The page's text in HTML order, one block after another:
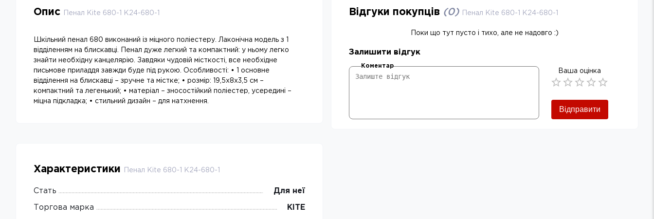
Опис Пенал Kite 680-1 K24-680-1
Шкільний пенал 680 виконаний із міцного поліестеру. Лаконічна модель з 1
відділенням на блискавці. Пенал дуже легкий та компактний: у ньому легко
знайти необхідну канцелярію. Завдяки чудовій місткості, все необхідне
письмове приладдя завжди буде під рукою. Особливості: • 1 основне
відділення на блискавці – зручне та містке; • розмір: 19,5x8x3,5 см –
компактний та легенький; • матеріал – зносостійкий поліестер, усередині –
міцна підкладка; • стильний дизайн – для натхнення.
Характеристики Пенал Kite 680-1 K24-680-1
Стать Для неї
Торгова марка KITE
Відгуки покупців (0) Пенал Kite 680-1 K24-680-1
Поки що тут пусто і тихо, але не надовго :)
Залишити відгук
Коментар
Ваша оцінка
Відправити